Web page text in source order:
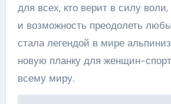
для всех, кто верит в силу
и возможность преодолеть
стала легендой в мире
новую планку для женщин-
всему миру.